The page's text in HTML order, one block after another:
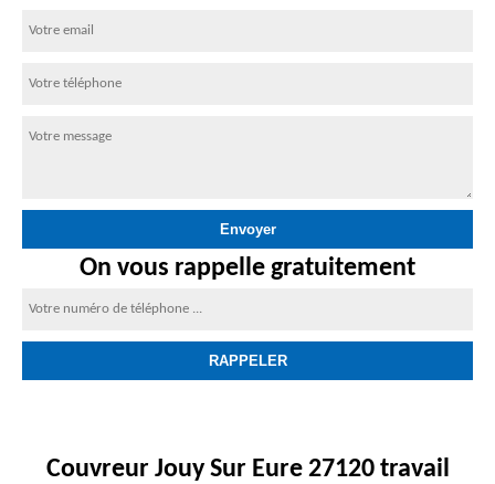
On vous rappelle gratuitement
Couvreur Jouy Sur Eure 27120 travail